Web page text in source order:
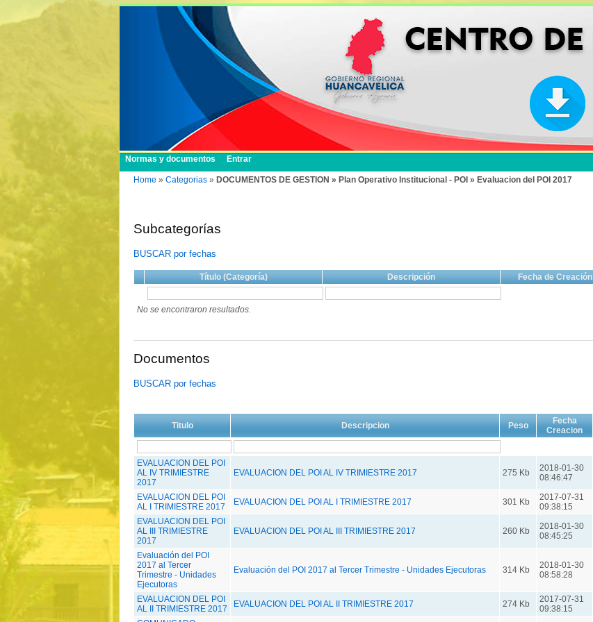
Normas y documentos Entrar
Home » Categorias » DOCUMENTOS DE GESTION » Plan Operativo Institucional - POI » Evaluacion del POI 2017
Subcategorías
BUSCAR por fechas
Título (Categoría) Descripción Fecha de Creación
No se encontraron resultados.
Documentos
BUSCAR por fechas
Titulo Descripcion Peso
Fecha
Creacion
EVALUACION DEL POI
AL IV TRIMIESTRE
2017
EVALUACION DEL POI AL IV TRIMIESTRE 2017 275 Kb
2018-01-30
08:46:47
EVALUACION DEL POI
AL I TRIMIESTRE 2017
EVALUACION DEL POI AL I TRIMIESTRE 2017 301 Kb
2017-07-31
09:38:15
EVALUACION DEL POI
AL III TRIMIESTRE
2017
EVALUACION DEL POI AL III TRIMIESTRE 2017 260 Kb
2018-01-30
08:45:25
Evaluación del POI
2017 al Tercer
Trimestre - Unidades
Ejecutoras
Evaluación del POI 2017 al Tercer Trimestre - Unidades Ejecutoras 314 Kb
2018-01-30
08:58:28
EVALUACION DEL POI
AL II TRIMIESTRE 2017
EVALUACION DEL POI AL II TRIMIESTRE 2017 274 Kb
2017-07-31
09:38:15